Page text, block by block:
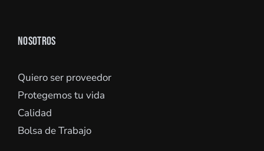
NOSOTROS
Quiero ser proveedor
Protegemos tu vida
Calidad
Bolsa de Trabajo